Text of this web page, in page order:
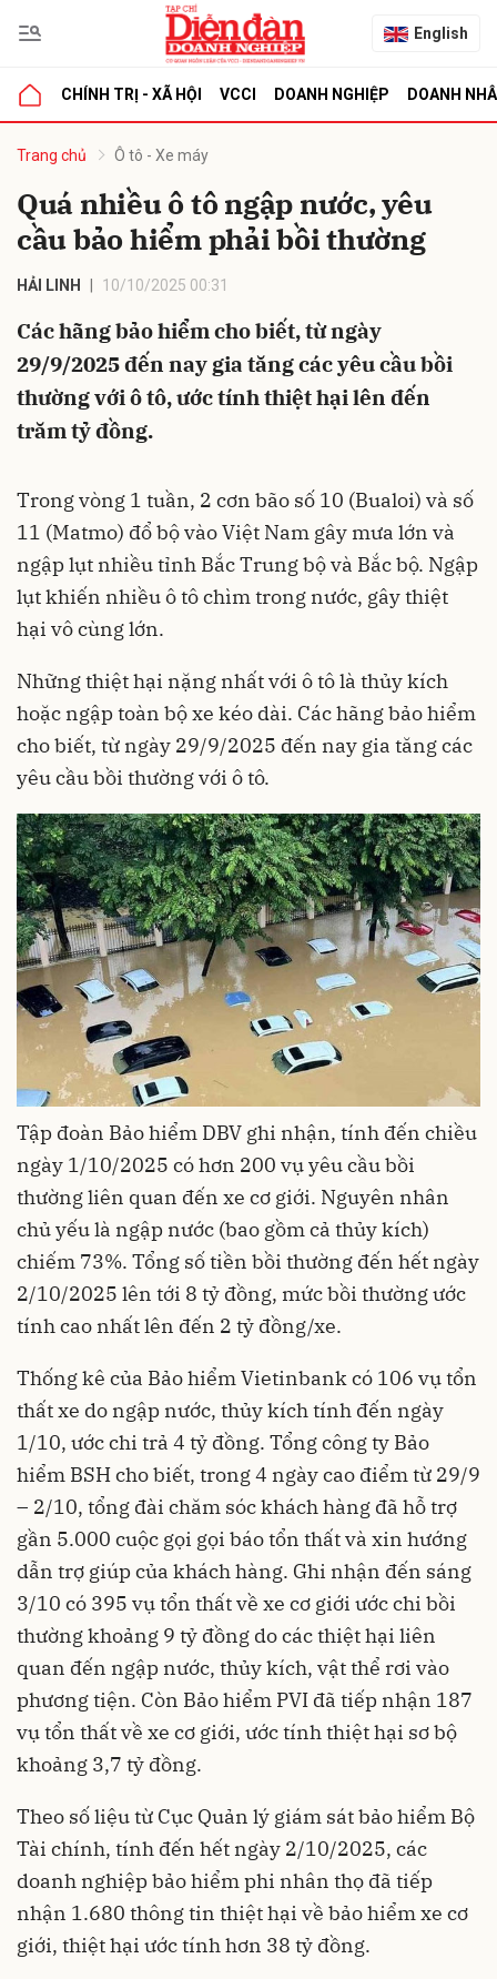
English
CHÍNH TRỊ - XÃ HỘI VCCI DOANH NGHIỆP DOANH
Trang chủ Ô tô - Xe máy
Quá nhiều ô tô ngập nước, yêu
cầu bảo hiểm phải bồi thường
HẢI LINH 10/10/2025 00:31
Các hãng bảo hiểm cho biết, từ ngày
29/9/2025 đến nay gia tăng các yêu cầu bồi
thường với ô tô, ước tính thiệt hại lên đến
trăm tỷ đồng.
Trong vòng 1 tuần, 2 cơn bão số 10 (Bualoi) và số
11 (Matmo) đổ bộ vào Việt Nam gây mưa lớn và
ngập lụt nhiều tỉnh Bắc Trung bộ và Bắc bộ. Ngập
lụt khiến nhiều ô tô chìm trong nước, gây thiệt
hại vô cùng lớn.
Những thiệt hại nặng nhất với ô tô là thủy kích
hoặc ngập toàn bộ xe kéo dài. Các hãng bảo hiểm
cho biết, từ ngày 29/9/2025 đến nay gia tăng các
yêu cầu bồi thường với ô tô.
Tập đoàn Bảo hiểm DBV ghi nhận, tính đến chiều
ngày 1/10/2025 có hơn 200 vụ yêu cầu bồi
thường liên quan đến xe cơ giới. Nguyên nhân
chủ yếu là ngập nước (bao gồm cả thủy kích)
chiếm 73%. Tổng số tiền bồi thường đến hết ngày
2/10/2025 lên tới 8 tỷ đồng, mức bồi thường ước
tính cao nhất lên đến 2 tỷ đồng/xe.
Thống kê của Bảo hiểm Vietinbank có 106 vụ tổn
thất xe do ngập nước, thủy kích tính đến ngày
1/10, ước chi trả 4 tỷ đồng. Tổng công ty Bảo
hiểm BSH cho biết, trong 4 ngày cao điểm từ 29/9
– 2/10, tổng đài chăm sóc khách hàng đã hỗ trợ
gần 5.000 cuộc gọi gọi báo tổn thất và xin hướng
dẫn trợ giúp của khách hàng. Ghi nhận đến sáng
3/10 có 395 vụ tổn thất về xe cơ giới ước chi bồi
thường khoảng 9 tỷ đồng do các thiệt hại liên
quan đến ngập nước, thủy kích, vật thể rơi vào
phương tiện. Còn Bảo hiểm PVI đã tiếp nhận 187
vụ tổn thất về xe cơ giới, ước tính thiệt hại sơ bộ
khoảng 3,7 tỷ đồng.
Theo số liệu từ Cục Quản lý giám sát bảo hiểm Bộ
Tài chính, tính đến hết ngày 2/10/2025, các
doanh nghiệp bảo hiểm phi nhân thọ đã tiếp
nhận 1.680 thông tin thiệt hại về bảo hiểm xe cơ
giới, thiệt hại ước tính hơn 38 tỷ đồng.
luận
Hủy